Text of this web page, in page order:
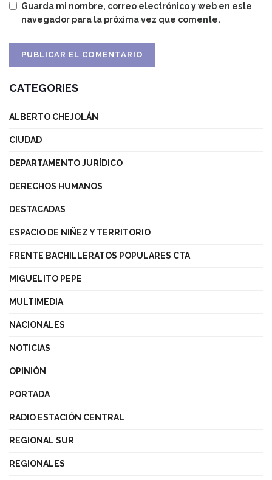
Guarda mi nombre, correo electrónico y web en este
navegador para la próxima vez que comente.
CATEGORIES
ALBERTO CHEJOLÁN
CIUDAD
DEPARTAMENTO JURÍDICO
DERECHOS HUMANOS
DESTACADAS
ESPACIO DE NIÑEZ Y TERRITORIO
FRENTE BACHILLERATOS POPULARES CTA
MIGUELITO PEPE
MULTIMEDIA
NACIONALES
NOTICIAS
OPINIÓN
PORTADA
RADIO ESTACIÓN CENTRAL
REGIONAL SUR
REGIONALES